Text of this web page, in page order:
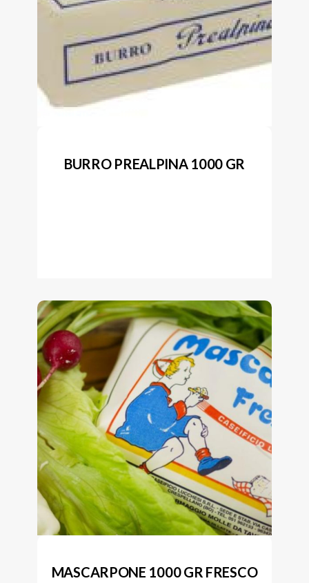
BURRO PREALPINA 1000 GR
MASCARPONE 1000 GR FRESCO